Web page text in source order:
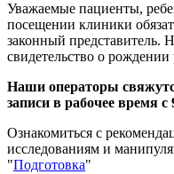
Уважаемые пациенты,
посещении клиники
законный представитель.
свидетельство о рождении
Наши операторы
записи в рабочее время с
Ознакомиться с
исследованиям и
"Подготовка"